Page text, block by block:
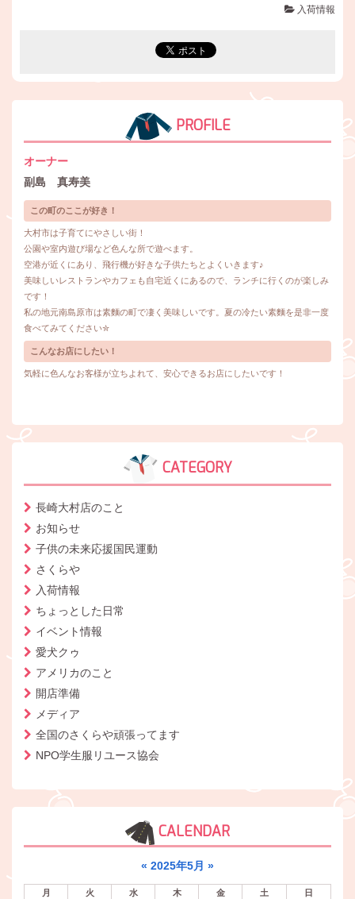
入荷情報
PROFILE
オーナー
副島 真寿美
この町のここが好き！
大村市は子育てにやさしい街！
公園や室内遊び場など色んな所で遊べます。
空港が近くにあり、飛行機が好きな子供たちとよくいきます♪
美味しいレストランやカフェも自宅近くにあるので、ランチに行くのが楽しみ
です！
私の地元南島原市は素麵の町で凄く美味しいです。夏の冷たい素麵を是非一度
食べてみてください✮
こんなお店にしたい！
気軽に色んなお客様が立ちよれて、安心できるお店にしたいです！
CATEGORY
長崎大村店のこと
お知らせ
子供の未来応援国民運動
さくらや
入荷情報
ちょっとした日常
イベント情報
愛犬クゥ
アメリカのこと
開店準備
メディア
全国のさくらや頑張ってます
NPO学生服リユース協会
CALENDAR
« 2025年5月 »
月 火 水 木 金 土
日